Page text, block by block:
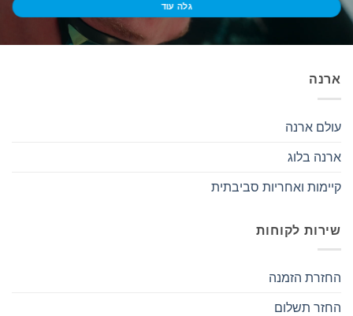
גלה עוד
ארנה
עולם ארנה
ארנה בלוג
קיימות ואחריות סביבתית
שירות לקוחות
החזרת הזמנה
החזר תשלום